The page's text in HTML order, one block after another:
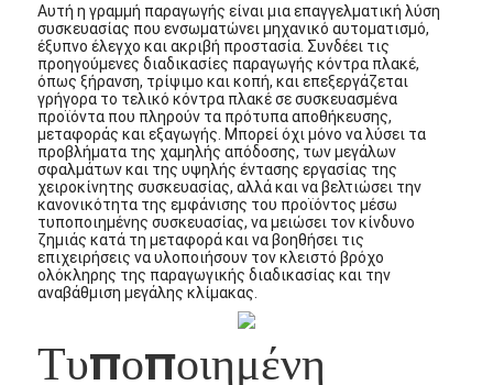
Αυτή η γραμμή παραγωγής είναι μια επαγγελματική λύση
συσκευασίας που ενσωματώνει μηχανικό αυτοματισμό,
έξυπνο έλεγχο και ακριβή προστασία. Συνδέει τις
προηγούμενες διαδικασίες παραγωγής κόντρα πλακέ,
όπως ξήρανση, τρίψιμο και κοπή, και επεξεργάζεται
γρήγορα το τελικό κόντρα πλακέ σε συσκευασμένα
προϊόντα που πληρούν τα πρότυπα αποθήκευσης,
μεταφοράς και εξαγωγής. Μπορεί όχι μόνο να λύσει τα
προβλήματα της χαμηλής απόδοσης, των μεγάλων
σφαλμάτων και της υψηλής έντασης εργασίας της
χειροκίνητης συσκευασίας, αλλά και να βελτιώσει την
κανονικότητα της εμφάνισης του προϊόντος μέσω
τυποποιημένης συσκευασίας, να μειώσει τον κίνδυνο
ζημιάς κατά τη μεταφορά και να βοηθήσει τις
επιχειρήσεις να υλοποιήσουν τον κλειστό βρόχο
ολόκληρης της παραγωγικής διαδικασίας και την
αναβάθμιση μεγάλης κλίμακας.
Τυποποιημένη